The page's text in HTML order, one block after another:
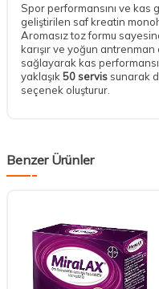
Spor performansını ve kas
geliştirilen saf kreatin
Aromasız toz formu
karışır ve yoğun
sağlayarak kas
yaklaşık 50 servis sunarak
seçenek oluşturur.
Benzer Ürünler